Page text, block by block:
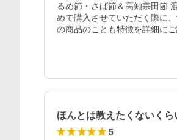
るめ節・さば節＆高知宗田節
めて購入させていただく際に
の商品のことも特徴を詳細に
ほんとは教えたくないく
5